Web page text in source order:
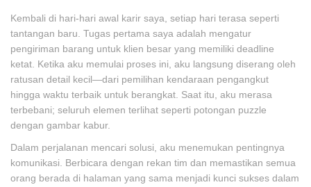
Kembali di hari-hari awal karir saya, setiap hari terasa seperti
tantangan baru. Tugas pertama saya adalah mengatur
pengiriman barang untuk klien besar yang memiliki deadline
ketat. Ketika aku memulai proses ini, aku langsung diserang oleh
ratusan detail kecil—dari pemilihan kendaraan pengangkut
hingga waktu terbaik untuk berangkat. Saat itu, aku merasa
terbebani; seluruh elemen terlihat seperti potongan puzzle
dengan gambar kabur.
Dalam perjalanan mencari solusi, aku menemukan pentingnya
komunikasi. Berbicara dengan rekan tim dan memastikan semua
orang berada di halaman yang sama menjadi kunci sukses dalam